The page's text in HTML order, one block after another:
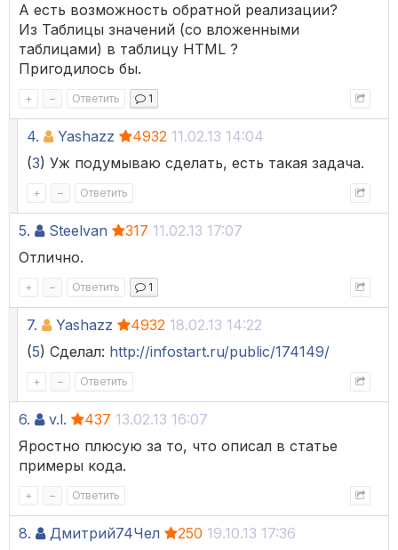
А есть возможность обратной реализации?
Из Таблицы значений (со вложенными
таблицами) в таблицу HTML ?
Пригодилось бы.
+ – Ответить 1
4. Yashazz 4932 11.02.13 14:04
(3) Уж подумываю сделать, есть такая задача.
+ – Ответить
5. Steelvan 317 11.02.13 17:07
Отлично.
+ – Ответить 1
7. Yashazz 4932 18.02.13 14:22
(5) Сделал: http://infostart.ru/public/174149/
+ – Ответить
6. v.l. 437 13.02.13 16:07
Яростно плюсую за то, что описал в статье
примеры кода.
+ – Ответить
8. Дмитрий74Чел 250 19.10.13 17:36